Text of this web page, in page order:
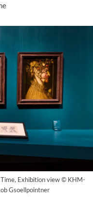
Time, Exhibition view © KHM-
Gsoellpointner